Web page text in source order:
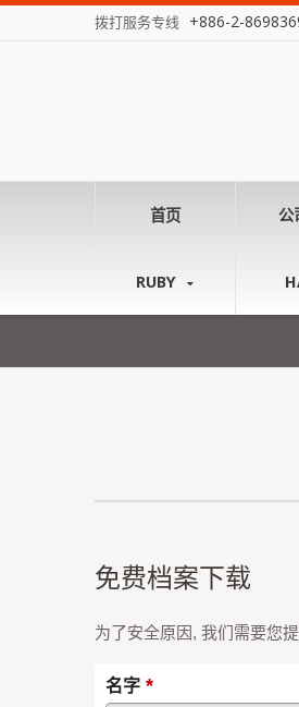
拨打服务专线 +886-2-
首页 公
RUBY
免费档案下载
为了安全原因, 我们需要您
名字 *